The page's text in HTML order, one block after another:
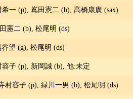
一 (p), 嶌田憲二 (b), 高橋康廣 (sax)
憲二 (b), 松尾明 (ds)
望 (g), 松尾明 (ds)
子 (p), 新岡誠 (b), 他:未定
村容子 (p), 緑川一男 (b), 松尾明 (ds)